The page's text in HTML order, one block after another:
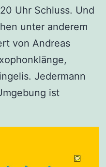
Uhr Schluss. Und
unter anderem
von Andreas
Jedermann
ist